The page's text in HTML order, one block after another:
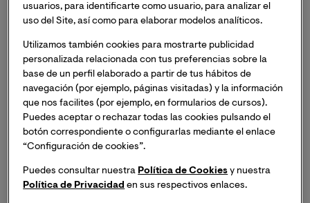
excelencia, y promover oportunidades de aprendizaje
durante toda la vida, para todas las personas.
Enmarcado dentro del objetivo número 4 de los ODS
“Garantizar una educación inclusiva, equitativa y de
calidad y promover oportunidades de aprendizaje
durante toda la vida para todos”, el convenio establece
que ambas instituciones emprenderán líneas de
actuación dirigidas a la mejora de la igualdad de
la no discriminación de todas las personas con
usuarios, para identificarte como usuario, para analizar el
uso del Site, así como para elaborar modelos analíticos.
Utilizamos también cookies para mostrarte publicidad
personalizada relacionada con tus preferencias sobre la
base de un perfil elaborado a partir de tus hábitos de
navegación (por ejemplo, páginas visitadas) y la información
que nos facilites (por ejemplo, en formularios de cursos).
Puedes aceptar o rechazar todas las cookies pulsando el
botón correspondiente o configurarlas mediante el enlace
“Configuración de cookies”.
Puedes consultar nuestra Política de Cookies y nuestra
Política de Privacidad en sus respectivos enlaces.